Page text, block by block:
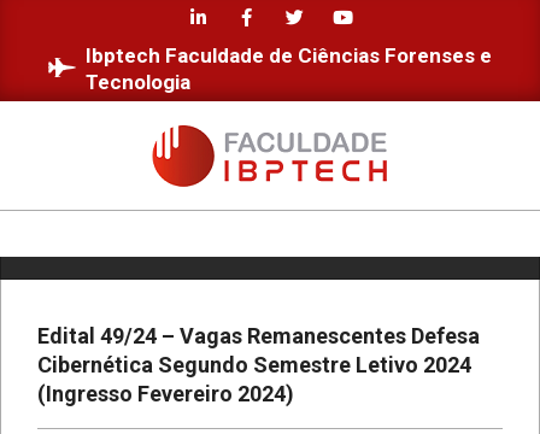
content
Ibptech Faculdade de Ciências Forenses e
Tecnologia
FACULDADE
IBPTECH
MenuEdital 49/24 – Vagas Remanescentes Defesa
Cibernética Segundo Semestre Letivo 2024
(Ingresso Fevereiro 2024)
Estudantes da Faculdade IBPTECH
desenvolvem site dedicado à
Educação Digital
Diversidade e Inclusão na Faculdade
IBPTECH
Faculdade IBPTECH: Transformando
Futuros através da Educação de